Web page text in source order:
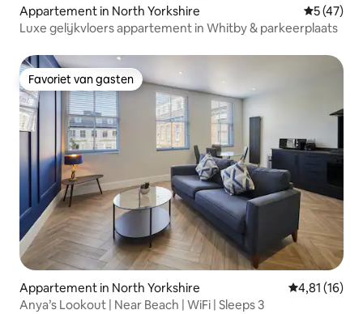
Appartement in North Yorkshire
5 (47)
Luxe gelijkvloers appartement in Whitby & parkeerplaats
Favoriet van gasten
Favoriet van gasten
Appartement in North Yorkshire Gemiddelde
4,81 (16)
Anya’s Lookout | Near Beach | WiFi | Sleeps 3